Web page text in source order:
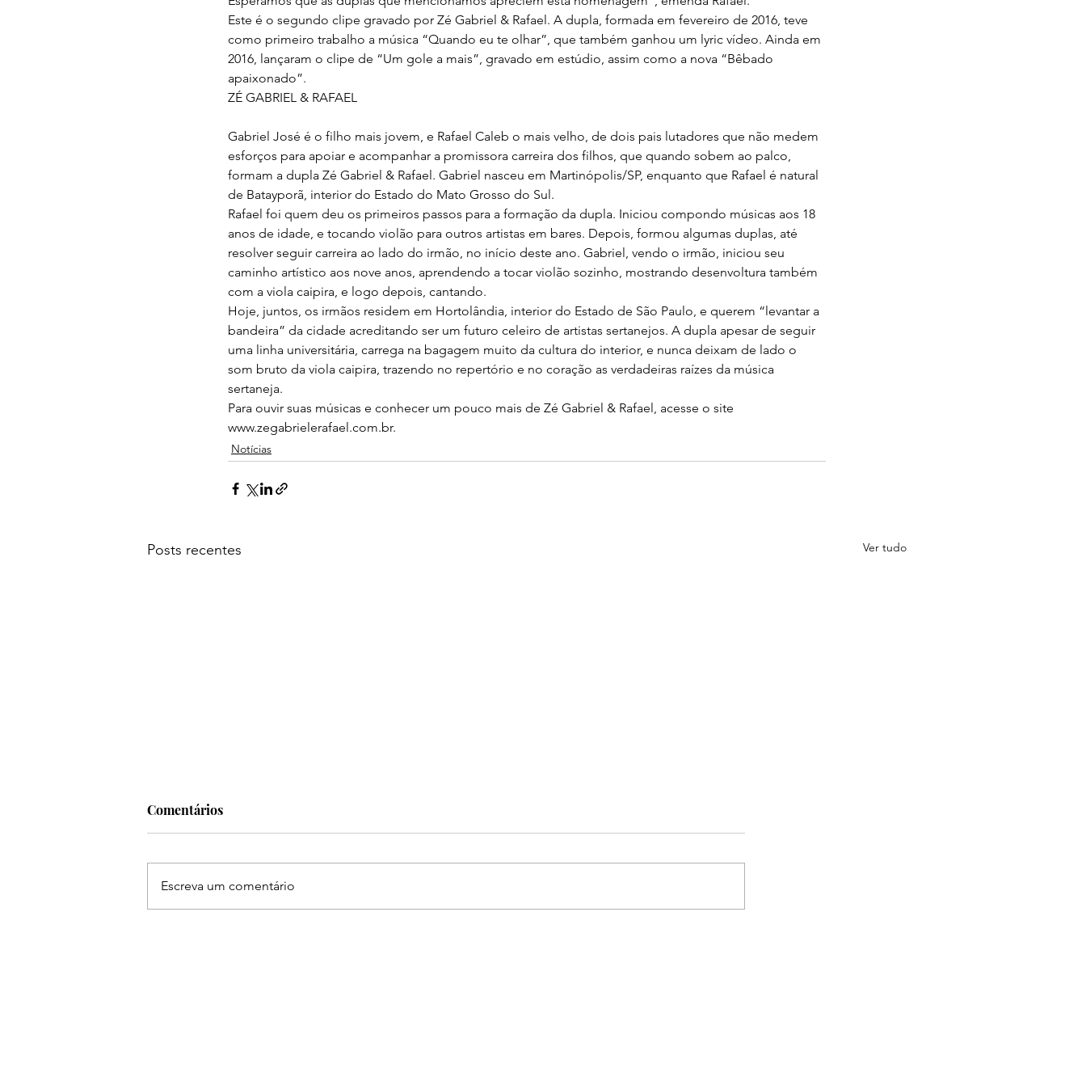
Este é o segundo clipe gravado por Zé Gabriel & Rafael. A dupla, formada em fevereiro de 2016, teve
como primeiro trabalho a música “Quando eu te olhar”, que também ganhou um lyric vídeo. Ainda em
2016, lançaram o clipe de “Um gole a mais”, gravado em estúdio, assim como a nova “Bêbado
apaixonado”.
ZÉ GABRIEL & RAFAEL
Gabriel José é o filho mais jovem, e Rafael Caleb o mais velho, de dois pais lutadores que não medem
esforços para apoiar e acompanhar a promissora carreira dos filhos, que quando sobem ao palco,
formam a dupla Zé Gabriel & Rafael. Gabriel nasceu em Martinópolis/SP, enquanto que Rafael é natural
de Batayporã, interior do Estado do Mato Grosso do Sul.
Rafael foi quem deu os primeiros passos para a formação da dupla. Iniciou compondo músicas aos 18
anos de idade, e tocando violão para outros artistas em bares. Depois, formou algumas duplas, até
resolver seguir carreira ao lado do irmão, no início deste ano. Gabriel, vendo o irmão, iniciou seu
caminho artístico aos nove anos, aprendendo a tocar violão sozinho, mostrando desenvoltura também
com a viola caipira, e logo depois, cantando.
Hoje, juntos, os irmãos residem em Hortolândia, interior do Estado de São Paulo, e querem “levantar a
bandeira” da cidade acreditando ser um futuro celeiro de artistas sertanejos. A dupla apesar de seguir
uma linha universitária, carrega na bagagem muito da cultura do interior, e nunca deixam de lado o
som bruto da viola caipira, trazendo no repertório e no coração as verdadeiras raízes da música
sertaneja.
Para ouvir suas músicas e conhecer um pouco mais de Zé Gabriel & Rafael, acesse o site
www.zegabrielerafael.com.br.
Notícias
Posts recentes Ver tudo
Comentários
Escreva um comentário